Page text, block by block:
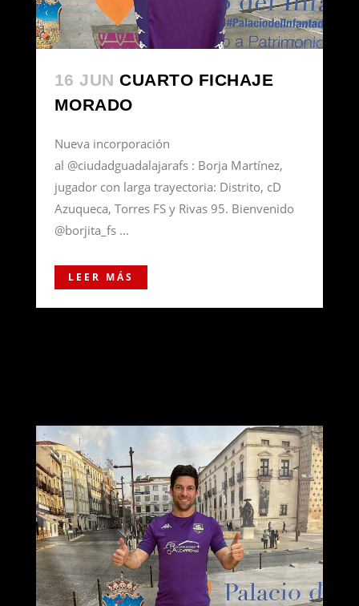
16 JUN CUARTO FICHAJE
MORADO
Nueva incorporación
al @ciudadguadalajarafs : Borja Martínez,
jugador con larga trayectoria: Distrito, cD
Azuqueca, Torres FS y Rivas 95. Bienvenido
@borjita_fs ...
LEER MÁS